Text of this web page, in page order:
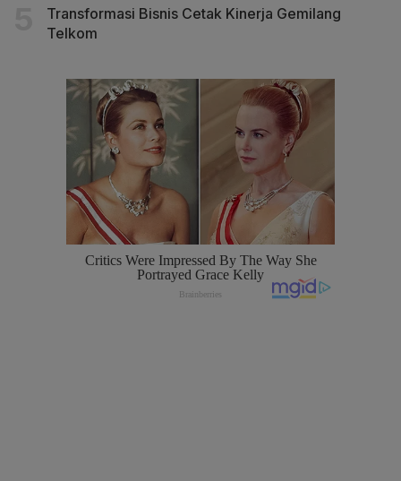
Transformasi Bisnis Cetak Kinerja Gemilang
Telkom